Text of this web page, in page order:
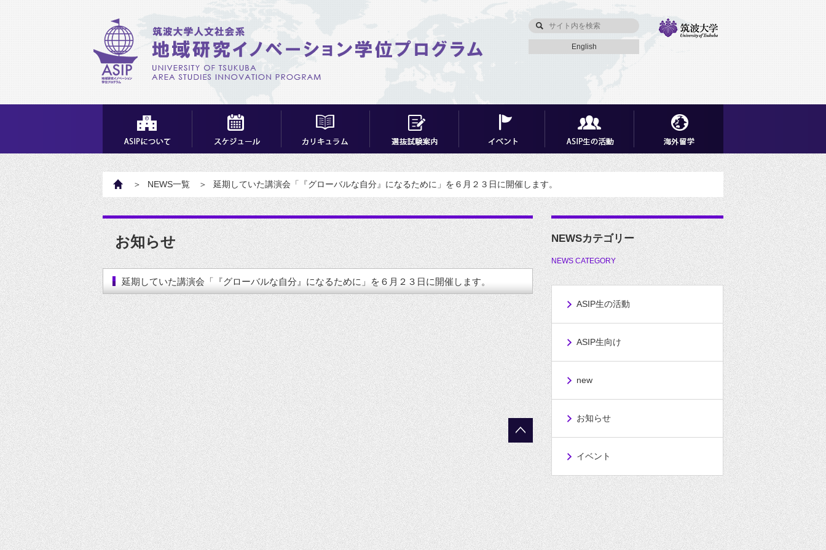
English
HOME NEWS一覧 延期していた講演会「『グローバルな自分』になるために」を６月２３日に開催します。
お知らせ
延期していた講演会「『グローバルな自分』になるために」を６月２３日に開催します。
NEWSカテゴリー
NEWS CATEGORY
ASIP生の活動
ASIP生向け
new
お知らせ
イベント